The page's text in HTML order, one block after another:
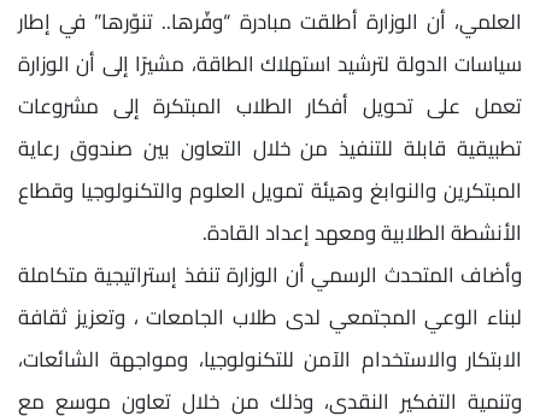
العلمي، أن الوزارة أطلقت مبادرة “وفّرها.. تنوّرها” في إطار
سياسات الدولة لترشيد استهلاك الطاقة، مشيرًا إلى أن الوزارة
تعمل على تحويل أفكار الطلاب المبتكرة إلى مشروعات
تطبيقية قابلة للتنفيذ من خلال التعاون بين صندوق رعاية
المبتكرين والنوابغ وهيئة تمويل العلوم والتكنولوجيا وقطاع
الأنشطة الطلابية ومعهد إعداد القادة.
وأضاف المتحدث الرسمي أن الوزارة تنفذ إستراتيجية متكاملة
لبناء الوعي المجتمعي لدى طلاب الجامعات ، وتعزيز ثقافة
الابتكار والاستخدام الآمن للتكنولوجيا، ومواجهة الشائعات،
وتنمية التفكير النقدي، وذلك من خلال تعاون موسع مع